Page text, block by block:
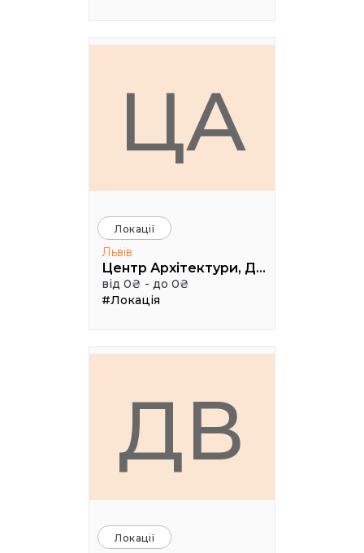
ЦА
Локації
Львів
Центр Архітектури, Дизайну та Урбаністики Порохова ВЕЖА
від 0₴ - до 0₴
#Локація
ДВ
Локації